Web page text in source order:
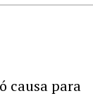
causa para